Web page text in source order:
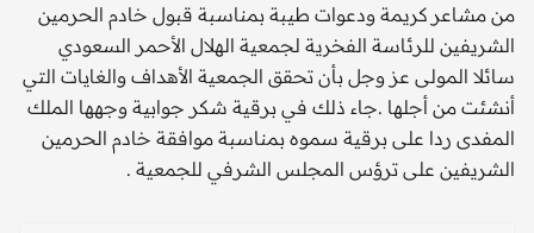
من مشاعر كريمة ودعوات طيبة بمناسبة قبول خادم الحرمين
الشريفين للرئاسة الفخرية لجمعية الهلال الأحمر السعودي
سائلا المولى عز وجل بأن تحقق الجمعية الأهداف والغايات التي
أنشئت من أجلها .جاء ذلك في برقية شكر جوابية وجهها الملك
المفدى ردا على برقية سموه بمناسبة موافقة خادم الحرمين
الشريفين على ترؤس المجلس الشرفي للجمعية .